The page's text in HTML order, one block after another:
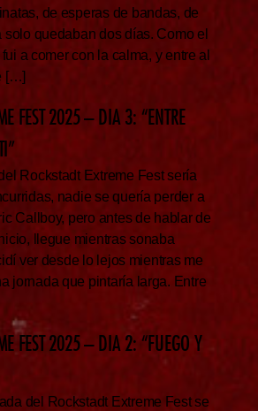
de esperas de bandas, de
solo quedaban dos días. Como el
a comer con la calma, y entre al
[…]
FEST 2025 – DIA 3: “ENTRE
Rockstadt Extreme Fest sería
nadie se quería perder a
Callboy, pero antes de hablar de
llegue mientras sonaba
ver desde lo lejos mientras me
jornada que pintaría larga. Entre
FEST 2025 – DIA 2: “FUEGO Y
del Rockstadt Extreme Fest se